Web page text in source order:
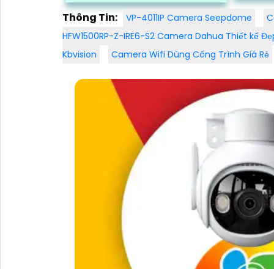
chúng tôi,...
nét và
Thông Tin: VP-4011IP Camera Seepdome
HFW1500RP-Z-IRE6-S2 Camera Dahua Thiết kế
Kbvision
Camera Wifi Dùng Công Trình Giá Rẻ